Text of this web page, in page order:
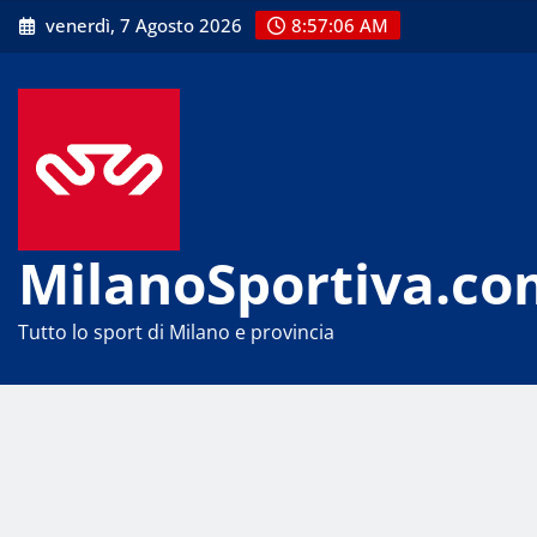
Skip
to
venerdì, 7 Agosto 2026 8:57:07 AM
Tutto lo sport di Milano e provincia